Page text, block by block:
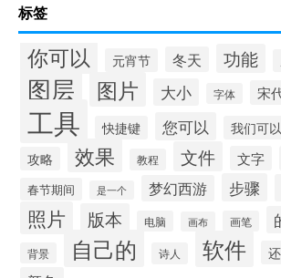
标签
你可以 元宵节 冬天 功能
图层 图片 大小 字体 宋
工具 快捷键 您可以 我们可以
攻略
效果 教程 文件 文字
春节期间 是一个 梦幻西游 步骤
照片 版本 电脑 画布 画笔
背景 自己的 诗人 软件